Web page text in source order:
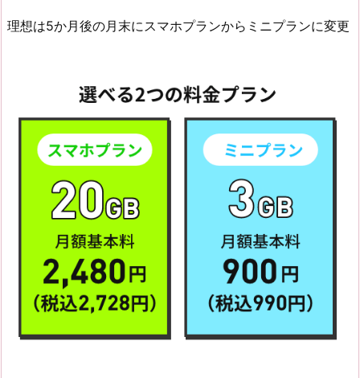
理想は5か月後の月末にスマホプランからミニプランに変更